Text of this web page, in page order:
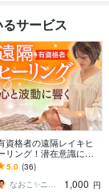
サービス
資格者の遠隔レイキヒ
リング！潜在意識に届
ます 身体の不調・人間
係・恋愛・子宝の不安
本来の流れへ整えます
5.0 (36)
なおこ✨ニュージーランドNo1鑑定士✨
1,000 円